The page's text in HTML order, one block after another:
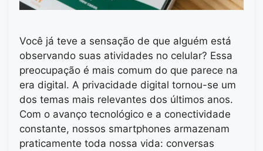
Você já teve a sensação de que alguém está
observando suas atividades no celular? Essa
preocupação é mais comum do que parece na
era digital. A privacidade digital tornou-se um
dos temas mais relevantes dos últimos anos.
Com o avanço tecnológico e a conectividade
constante, nossos smartphones armazenam
praticamente toda nossa vida: conversas